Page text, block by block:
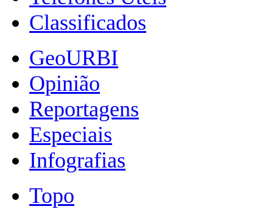
Classificados
GeoURBI
Opinião
Reportagens
Especiais
Infografias
Topo